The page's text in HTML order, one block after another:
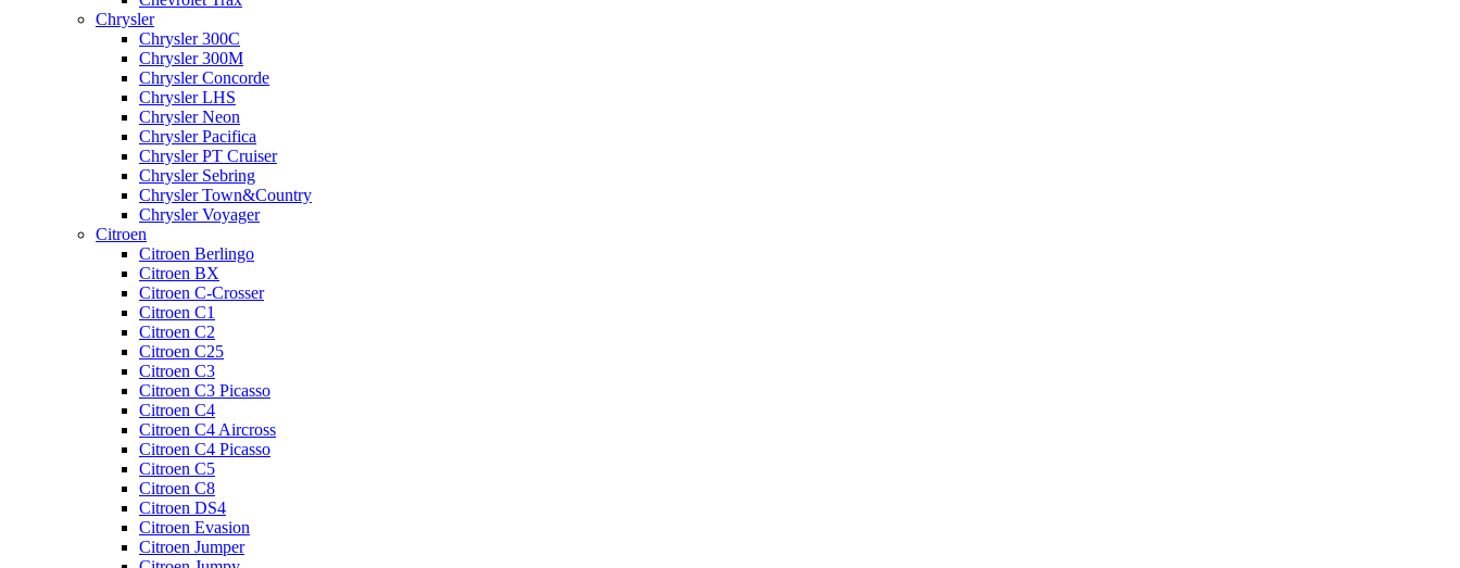
Chrysler
Chrysler 300C
Chrysler 300M
Chrysler Concorde
Chrysler LHS
Chrysler Neon
Chrysler Pacifica
Chrysler PT Cruiser
Chrysler Sebring
Chrysler Town&Country
Chrysler Voyager
Citroen
Citroen Berlingo
Citroen BX
Citroen C-Crosser
Citroen C1
Citroen C2
Citroen C25
Citroen C3
Citroen C3 Picasso
Citroen C4
Citroen C4 Aircross
Citroen C4 Picasso
Citroen C5
Citroen C8
Citroen DS4
Citroen Evasion
Citroen Jumper